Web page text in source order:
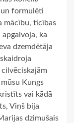
formulēti
mācību, ticības
ka
dzemdētāja
Kungs
vai kādā
Viņš bija
dzimušais